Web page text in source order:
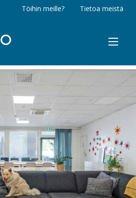
Tietoa meistä
Töihin meille?